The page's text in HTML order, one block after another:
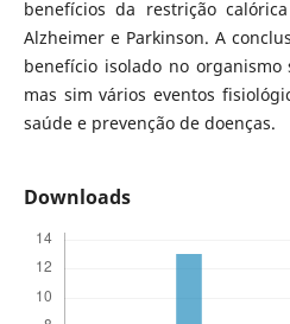
benefícios da restrição
Alzheimer e Parkinson. A
benefício isolado no
mas sim vários eventos
saúde e prevenção de doenças.
Downloads